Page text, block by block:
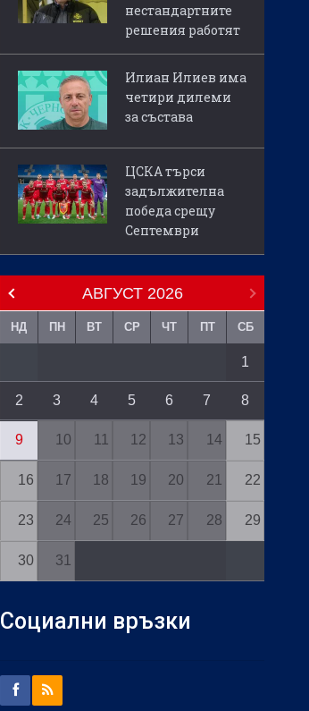
нестандартните
решения работят
Илиан Илиев има
четири дилеми
за състава
ЦСКА търси
задължителна
победа срещу
Септември
АВГУСТ 2026
НД ПН ВТ СР ЧТ ПТ СБ
1
2 3 4 5 6 7 8
9 10 11 12 13 14 15
16 17 18 19 20 21 22
23 24 25 26 27 28 29
30 31
Социални връзки